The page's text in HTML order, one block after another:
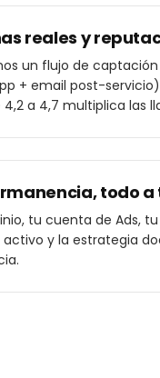
reales y
un flujo de captación
+ email post-
4,2 a 4,7 multiplica las
todo
tu cuenta de Ads,
activo y la estrategia